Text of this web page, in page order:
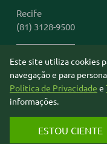
Recife
(81) 3128-9500
Miami
1 (305) 306-2401
© 2026 B&T
Este site utiliza cookies
navegação e para
Política de Privacidade e
informações.
ESTOU CIENTE